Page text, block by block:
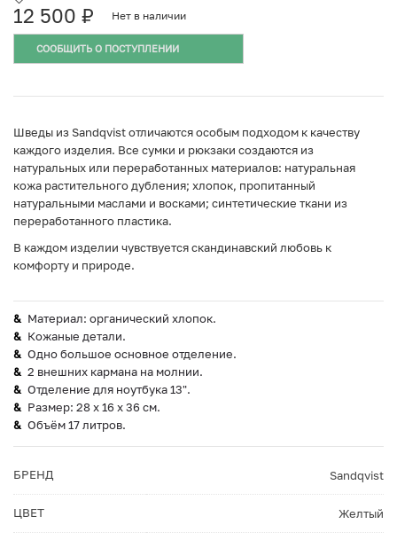
12 500 ₽ Нет в наличии
СООБЩИТЬ О ПОСТУПЛЕНИИ
Шведы из Sandqvist отличаются особым подходом к качеству
каждого изделия. Все сумки и рюкзаки создаются из
натуральных или переработанных материалов: натуральная
кожа растительного дубления; хлопок, пропитанный
натуральными маслами и восками; синтетические ткани из
переработанного пластика.
В каждом изделии чувствуется скандинавский любовь к
комфорту и природе.
Материал: органический хлопок.
Кожаные детали.
Одно большое основное отделение.
2 внешних кармана на молнии.
Отделение для ноутбука 13".
Размер: 28 x 16 x 36 см.
Объём 17 литров.
БРЕНД Sandqvist
ЦВЕТ Желтый